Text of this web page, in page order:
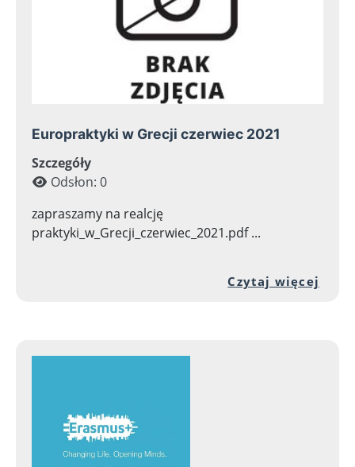
Europraktyki w Grecji czerwiec 2021
Szczegóły
Odsłon: 0
zapraszamy na realcję
praktyki_w_Grecji_czerwiec_2021.pdf ...
Czytaj więcej